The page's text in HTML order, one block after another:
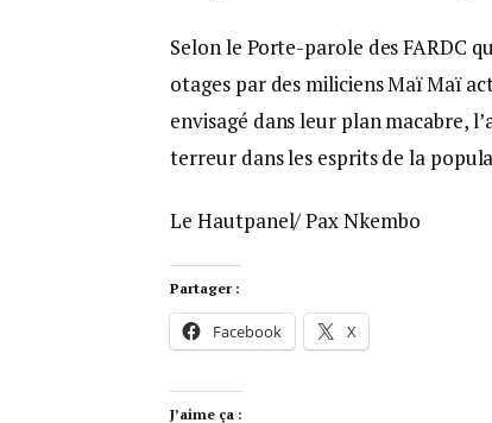
Selon le Porte-parole des FARDC
otages par des miliciens Maï Maï
envisagé dans leur plan macabre,
terreur dans les esprits de la
Le Hautpanel/ Pax Nkembo
Partager :
Facebook X
J’aime ça :